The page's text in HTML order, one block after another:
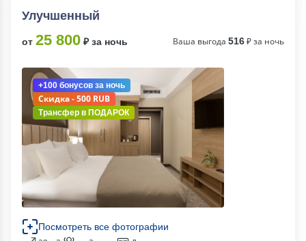
Улучшенный
от 25 800 ₽ за ночь Ваша выгода 516₽ за ночь
+100 бонусов за ночь
Скидка - 500 RUB
Трансфер в ПОДАРОК
Посмотреть все фотографии